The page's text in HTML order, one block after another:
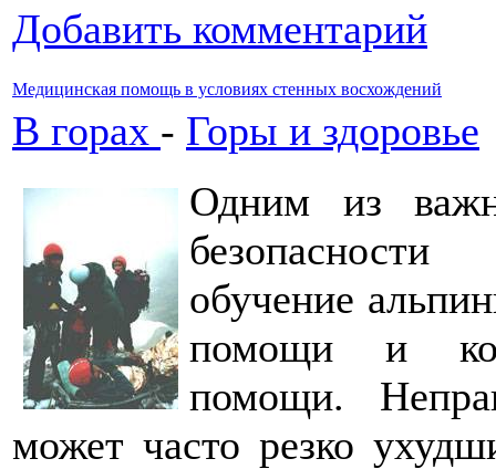
Добавить комментарий
Медицинская помощь в условиях стенных восхождений
В горах - Горы и здоровье
Одним из
обучение
помощи и
помощи.
может часто резко